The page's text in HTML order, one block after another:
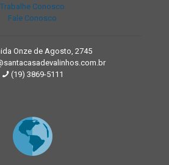
Trabalhe Conosco
Fale Conosco
Onze de Agosto, 2745
(19) 3869-5111